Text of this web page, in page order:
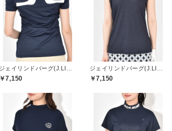
￥7,150 ￥7,150